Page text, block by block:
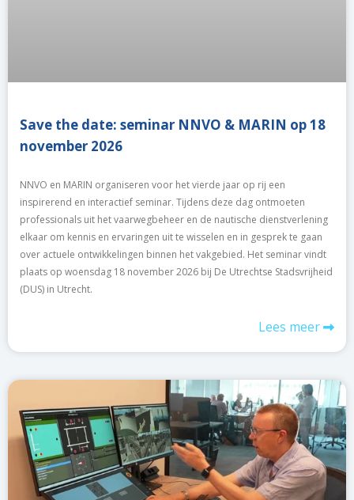
Save the date: seminar NNVO & MARIN op 18
november 2026
NNVO en MARIN organiseren voor het vierde jaar op rij een
inspirerend en interactief seminar. Tijdens deze dag ontmoeten
professionals uit het vaarwegbeheer en de nautische dienstverlening
elkaar om kennis en ervaringen uit te wisselen en in gesprek te gaan
over actuele ontwikkelingen binnen het vakgebied. Het seminar vindt
plaats op woensdag 18 november 2026 bij De Utrechtse Stadsvrijheid
(DUS) in Utrecht.
Lees meer